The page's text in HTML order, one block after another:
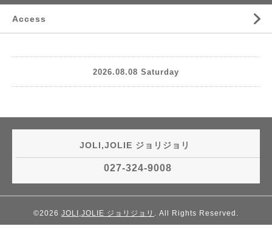
Access
2026.08.08 Saturday
JOLI,JOLIE ジョリジョリ
027-324-9008
©2026 JOLI,JOLIE ジョリジョリ . All Rights Reserved.